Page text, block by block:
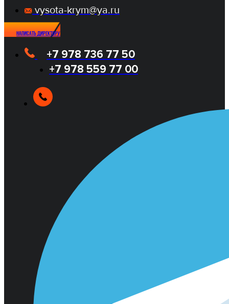
vysota-krym@ya.ru
Написать директору
+7 978 736 77 50
+7 978 559 77 00